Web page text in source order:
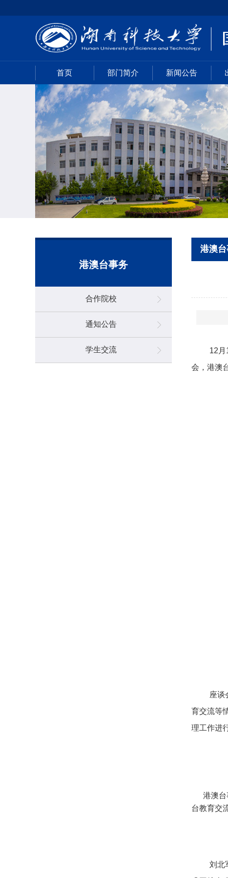
首页 部门简介 新闻公告
港澳台事务
合作院校
通知公告
学生交流
港澳
12
会，港澳
座谈
育交流等
理工作进
港澳台
台教育交
刘北